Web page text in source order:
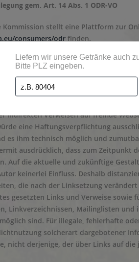
gem. Art. 14 Abs. 1 ODR-VO
Kommission stellt eine Plattform zur
consumers/odr finden.
Teilnahme an
Streitbeilegungsverfahren teil.
indirekten Verweisen auf fremde
eine Haftungsverpflichtung
es ihm technisch möglich und
ausdrücklich, dass zum Zeitpunkt
Auf die aktuelle und zukünftige
keinerlei Einfluss. Deshalb
die nach der Linksetzung
gesetzten Links und Verweise
Linkverzeichnissen, Mailinglisten
sind. Für illegale, fehlerhafte
solcherart dargebotener
nicht derjenige, der über Links auf